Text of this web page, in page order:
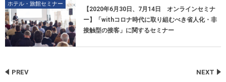
ホテル・旅館セミナー
【2020年6月30日、7月14日 オンラインセミナ
ー】「withコロナ時代に取り組むべき省人化・非
接触型の接客」に関するセミナー
PREV NEXT